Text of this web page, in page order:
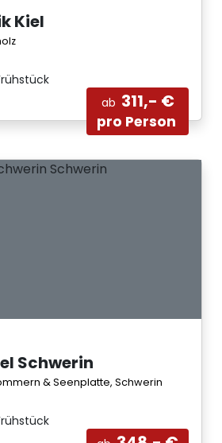
Kiel
ab 311,- €
pro Person
Schwerin
& Seenplatte, Schwerin